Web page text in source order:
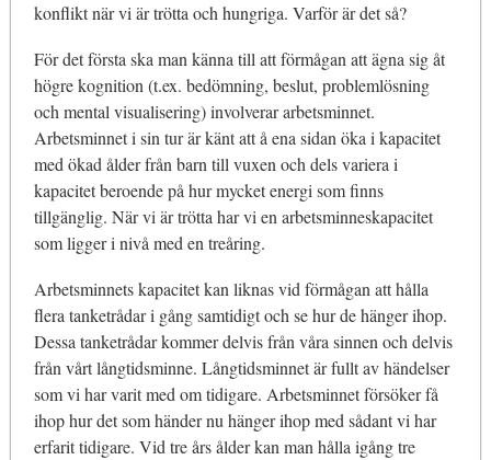
konflikt när vi är trötta och hungriga. Varför är det så?
För det första ska man känna till att förmågan att ägna sig åt
högre kognition (t.ex. bedömning, beslut, problemlösning
och mental visualisering) involverar arbetsminnet.
Arbetsminnet i sin tur är känt att å ena sidan öka i kapacitet
med ökad ålder från barn till vuxen och dels variera i
kapacitet beroende på hur mycket energi som finns
tillgänglig. När vi är trötta har vi en arbetsminneskapacitet
som ligger i nivå med en treåring.
Arbetsminnets kapacitet kan liknas vid förmågan att hålla
flera tanketrådar i gång samtidigt och se hur de hänger ihop.
Dessa tanketrådar kommer delvis från våra sinnen och delvis
från vårt långtidsminne. Långtidsminnet är fullt av händelser
som vi har varit med om tidigare. Arbetsminnet försöker få
ihop hur det som händer nu hänger ihop med sådant vi har
erfarit tidigare. Vid tre års ålder kan man hålla igång tre